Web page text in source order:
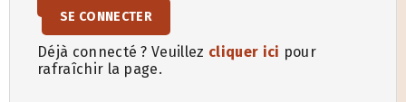
SE CONNECTER
Déjà connecté ? Veuillez cliquer ici pour
rafraîchir la page.